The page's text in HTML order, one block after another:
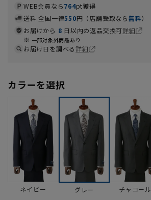
WEB会員なら764pt獲得
送料 全国一律550円（店舗受取なら無料）
お届けから 8 日以内の返品交換可詳細
一部対象外商品あり
お届け日を調べる詳細
カラーを選択
ネイビー グレー チャコール